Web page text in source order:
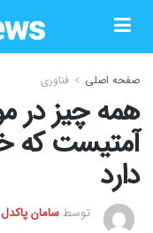
صفحه اصلی فناوری
همه چیز در
آمتیست که
دارد
توسطسامان پاکدل